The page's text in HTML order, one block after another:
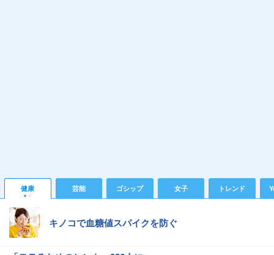
健康 芸能 ゴシップ 女子 トレンド
キノコで血糖値スパイクを防ぐ